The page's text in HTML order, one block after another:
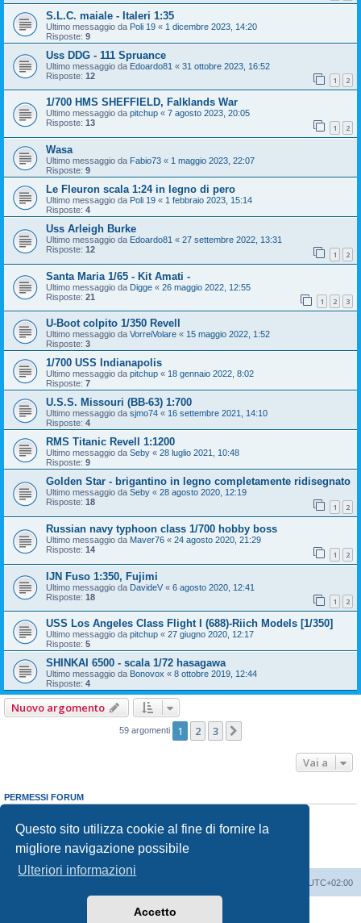
Questo sito utilizza cookie al fine di fornire la
migliore navigazione possibile
Ulteriori informazioni
Accetto
S.L.C. maiale - Italeri 1:35
Ultimo messaggio da Poli 19 « 1 dicembre 2023, 14:20
Risposte: 9
Uss DDG - 111 Spruance
Ultimo messaggio da Edoardo81 « 31 ottobre 2023, 16:52
Risposte: 12 1 2
1/700 HMS SHEFFIELD, Falklands War
Ultimo messaggio da pitchup « 7 agosto 2023, 20:05
Risposte: 13 1 2
Wasa
Ultimo messaggio da Fabio73 « 1 maggio 2023, 22:07
Risposte: 9
Le Fleuron scala 1:24 in legno di pero
Ultimo messaggio da Poli 19 « 1 febbraio 2023, 15:14
Risposte: 4
Uss Arleigh Burke
Ultimo messaggio da Edoardo81 « 27 settembre 2022, 13:31
Risposte: 12 1 2
Santa Maria 1/65 - Kit Amati -
Ultimo messaggio da Digge « 26 maggio 2022, 12:55
Risposte: 21 1 2 3
U-Boot colpito 1/350 Revell
Ultimo messaggio da VorreiVolare « 15 maggio 2022, 1:52
Risposte: 3
1/700 USS Indianapolis
Ultimo messaggio da pitchup « 18 gennaio 2022, 8:02
Risposte: 7
U.S.S. Missouri (BB-63) 1:700
Ultimo messaggio da sjmo74 « 16 settembre 2021, 14:10
Risposte: 4
RMS Titanic Revell 1:1200
Ultimo messaggio da Seby « 28 luglio 2021, 10:48
Risposte: 9
Golden Star - brigantino in legno completamente ridisegnato
Ultimo messaggio da Seby « 28 agosto 2020, 12:19
Risposte: 18 1 2
Russian navy typhoon class 1/700 hobby boss
Ultimo messaggio da Maver76 « 24 agosto 2020, 21:29
Risposte: 14 1 2
IJN Fuso 1:350, Fujimi
Ultimo messaggio da DavideV « 6 agosto 2020, 12:41
Risposte: 18 1 2
USS Los Angeles Class Flight I (688)-Riich Models [1/350]
Ultimo messaggio da pitchup « 27 giugno 2020, 12:17
Risposte: 5
SHINKAI 6500 - scala 1/72 hasagawa
Ultimo messaggio da Bonovox « 8 ottobre 2019, 12:44
Risposte: 4
Nuovo argomento
59 argomenti 1 2 3
Vai a
PERMESSI FORUM
Non puoi
rispondere negli argomenti
Non puoimodificare i tuoi messaggi
Non puoicancellare i tuoi messaggi
Non puoi
inviare allegati
UTC+02:00
phpBB® Forum Software © phpBB Limited